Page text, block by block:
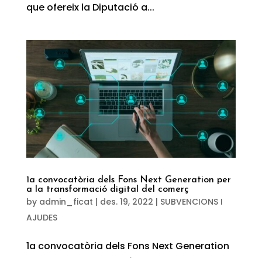
que ofereix la Diputació a...
1a convocatòria dels Fons Next Generation per
a la transformació digital del comerç
by admin_ficat | des. 19, 2022 | SUBVENCIONS I
AJUDES
1a convocatòria dels Fons Next Generation